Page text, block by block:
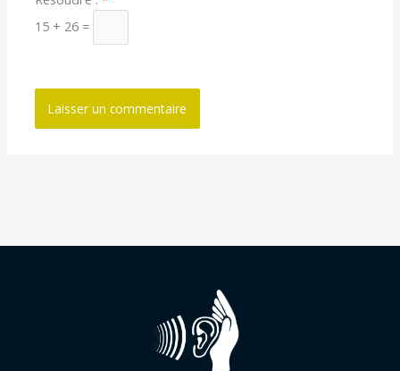
15 + 26 =